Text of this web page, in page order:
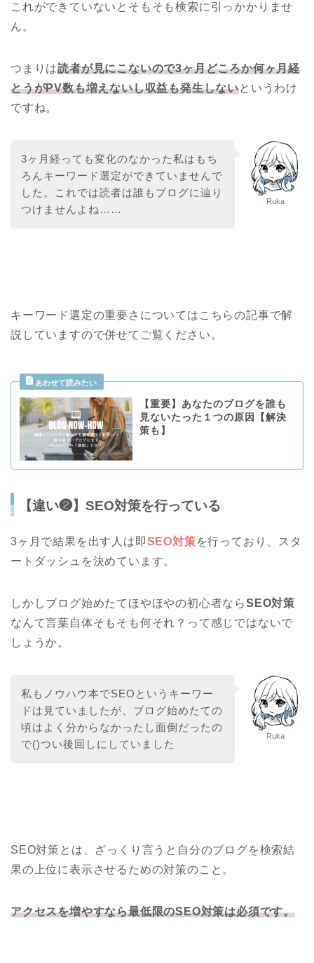
これができていないとそもそも検索に引っかかりませ
ん。
つまりは読者が見にこないので3ヶ月どころか何ヶ月経
とうがPV数も増えないし収益も発生しないというわけ
ですね。
Ruka
3ヶ月経っても変化のなかった私はもち
ろんキーワード選定ができていませんで
した。これでは読者は誰もブログに辿り
つけませんよね……
キーワード選定の重要さについてはこちらの記事で解
説していますので併せてご覧ください。
【重要】あなたのブログを誰も
見ないたった１つの原因【解決
策も】
【違い❷】SEO対策を行っている
3ヶ月で結果を出す人は即SEO対策を行っており、スタ
ートダッシュを決めています。
しかしブログ始めたてほやほやの初心者ならSEO対策
なんて言葉自体そもそも何それ？って感じではないで
しょうか。
Ruka
私もノウハウ本でSEOというキーワー
ドは見ていましたが、ブログ始めたての
頃はよく分からなかったし面倒だったの
で()つい後回しにしていました
SEO対策とは、ざっくり言うと自分のブログを検索結
果の上位に表示させるための対策のこと。
アクセスを増やすなら最低限のSEO対策は必須です。